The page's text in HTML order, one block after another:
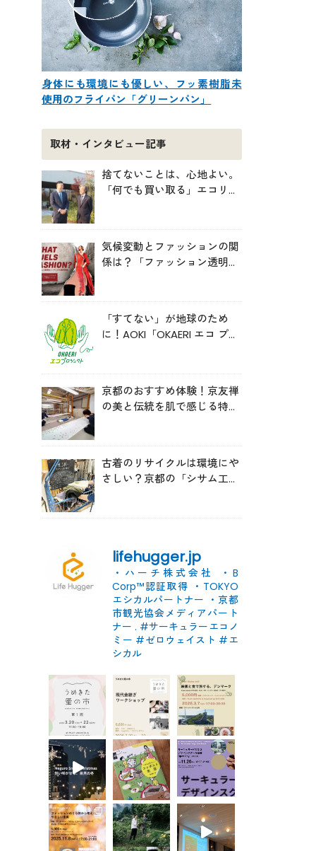
身体にも環境にも優しい、フッ素樹脂未
使用のフライパン「グリーンパン」
取材・インタビュー記事
捨てないことは、心地よい。
「何でも買い取る」エコリン
気候変動とファッションの関
係は？「ファッション透明性
「すてない」が地球のため
に！AOKI「OKAERI エコ プロ
京都のおすすめ体験！京友禅
の美と伝統を肌で感じる特別
古着のリサイクルは環境にや
さしい？京都の「シサム工
lifehugger.jp
・ハーチ株式会社
・B
Corp™認証取得 ・TOKYO
エシカルパートナー ・京都
市観光協会メディアパート
ナー . #サーキュラーエコノ
ミー #ゼロウェイスト #エ
シカル